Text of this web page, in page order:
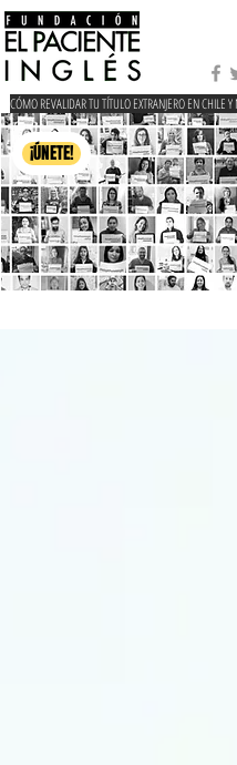
¡ÚNETE!
CÓMO REVALIDAR TU TÍTULO EXTRANJERO EN CHILE